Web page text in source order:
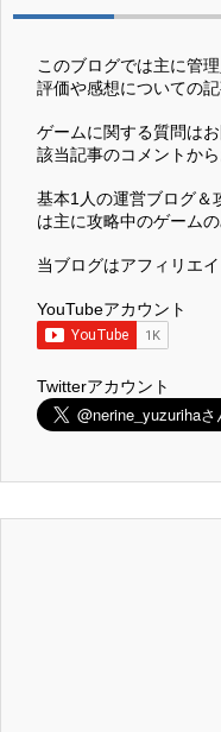
このブログでは主に管
評価や感想についての記
ゲームに関する質問は
該当記事のコメントから
基本1人の運営ブログ＆
は主に攻略中のゲーム
当ブログはアフィリエ
YouTubeアカウント
Twitterアカウント